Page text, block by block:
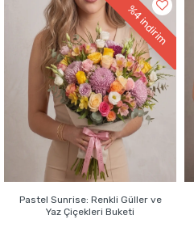
%4
indirim
Pastel Sunrise: Renkli Güller ve
Yaz Çiçekleri Buketi